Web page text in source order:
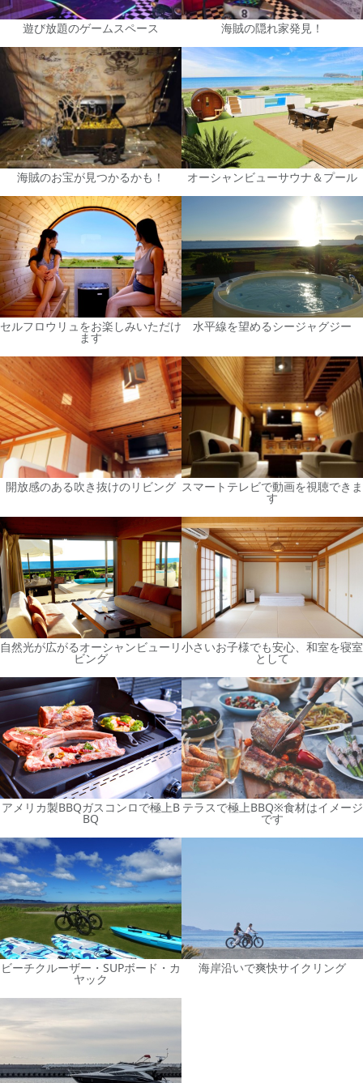
遊び放題のゲームスペース 海賊の隠れ家発見！
海賊のお宝が見つかるかも！ オーシャンビューサウナ＆プール
セルフロウリュをお楽しみいただけ
ます
水平線を望めるシージャグジー
開放感のある吹き抜けのリビング スマートテレビで動画を視聴できま
す
自然光が広がるオーシャンビューリ
ビング
小さいお子様でも安心、和室を寝室
として
アメリカ製BBQガスコンロで極上B
BQ
テラスで極上BBQ※食材はイメージ
です
ビーチクルーザー・SUPボード・カ
ヤック
海岸沿いで爽快サイクリング